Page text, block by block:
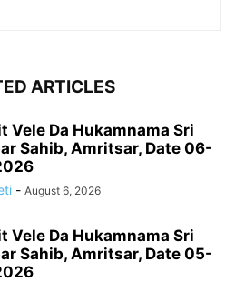
ARTICLES
Vele Da Hukamnama Sri
Sahib, Amritsar, Date 06-
- August 6, 2026
Vele Da Hukamnama Sri
Sahib, Amritsar, Date 05-